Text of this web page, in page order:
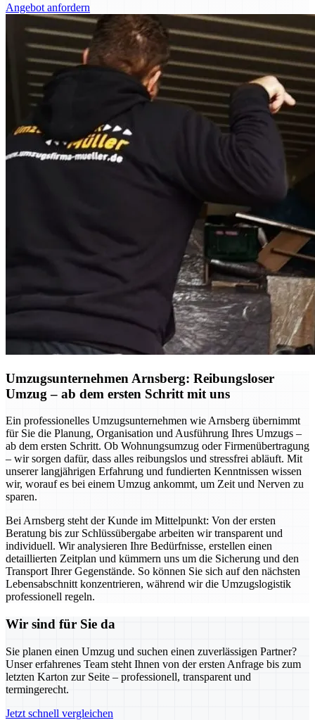
Angebot anfordern
Umzugsunternehmen Arnsberg: Reibungsloser
Umzug – ab dem ersten Schritt mit uns
Ein professionelles Umzugsunternehmen wie Arnsberg übernimmt
für Sie die Planung, Organisation und Ausführung Ihres Umzugs –
ab dem ersten Schritt. Ob Wohnungsumzug oder Firmenübertragung
– wir sorgen dafür, dass alles reibungslos und stressfrei abläuft. Mit
unserer langjährigen Erfahrung und fundierten Kenntnissen wissen
wir, worauf es bei einem Umzug ankommt, um Zeit und Nerven zu
sparen.
Bei Arnsberg steht der Kunde im Mittelpunkt: Von der ersten
Beratung bis zur Schlüssübergabe arbeiten wir transparent und
individuell. Wir analysieren Ihre Bedürfnisse, erstellen einen
detaillierten Zeitplan und kümmern uns um die Sicherung und den
Transport Ihrer Gegenstände. So können Sie sich auf den nächsten
Lebensabschnitt konzentrieren, während wir die Umzugslogistik
professionell regeln.
Wir sind für Sie da
Sie planen einen Umzug und suchen einen zuverlässigen Partner?
Unser erfahrenes Team steht Ihnen von der ersten Anfrage bis zum
letzten Karton zur Seite – professionell, transparent und
termingerecht.
Jetzt schnell vergleichen